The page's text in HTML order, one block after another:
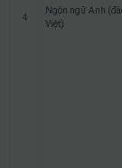
4
Ngôn ngữ Anh
Việt)